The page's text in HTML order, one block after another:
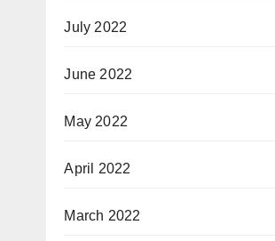
July 2022
June 2022
May 2022
April 2022
March 2022